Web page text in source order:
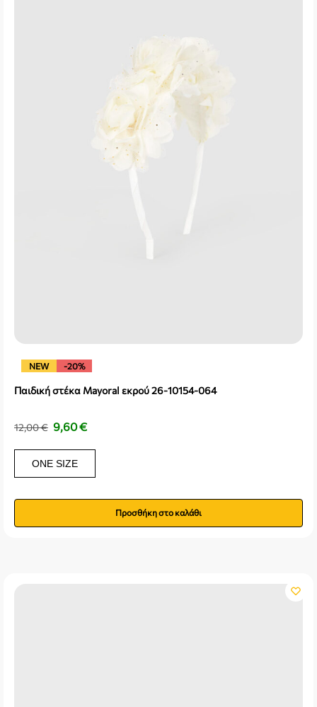
NEW -20%
Παιδική στέκα Mayoral εκρού 26-10154-064
12,00€ 9,60€
ONE SIZE
Προσθήκη στο καλάθι